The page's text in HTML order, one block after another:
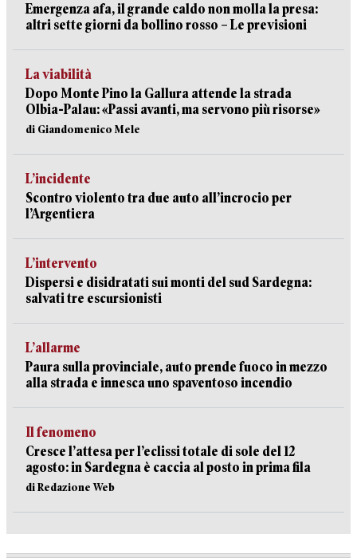
Emergenza afa, il grande caldo non molla la presa:
altri sette giorni da bollino rosso – Le previsioni
La viabilità
Dopo Monte Pino la Gallura attende la strada
Olbia-Palau: «Passi avanti, ma servono più risorse»
di Giandomenico Mele
L’incidente
Scontro violento tra due auto all’incrocio per
l’Argentiera
L’intervento
Dispersi e disidratati sui monti del sud Sardegna:
salvati tre escursionisti
L’allarme
Paura sulla provinciale, auto prende fuoco in mezzo
alla strada e innesca uno spaventoso incendio
Il fenomeno
Cresce l’attesa per l’eclissi totale di sole del 12
agosto: in Sardegna è caccia al posto in prima fila
di Redazione Web